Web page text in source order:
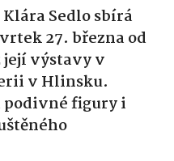
Sedlo sbírá
27. března od
její výstavy v
v Hlinsku.
podivné figury i